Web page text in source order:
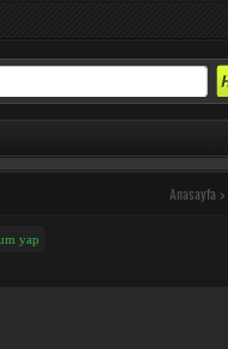
Anasayfa >
yap